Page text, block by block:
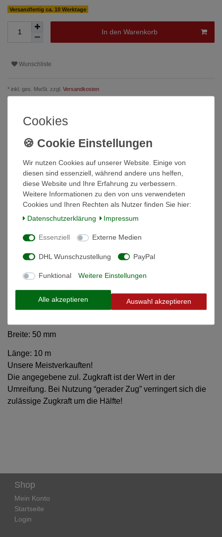
Versandfertig ca. 10 Werktage
In den Warenkorb
Wunschliste
* inkl. ges. MwSt. zzgl. Versandkosten
Beschreibung
Weitere Details
Informationen zur Produktsicherheit
Ratschen-Zurrgurt
• GS geprüft nach DIN EN 12195-2
Breite: 50 mm
Länge: 10 m
Unsere Meistverkauften!
Die angegebene zul. Zugkraft ist der Wert in der
Umreifung. Bei Nutzung “gerader Zug” verringert sich die
zulässige Zugkraft um die Hälfte!
Shop
Mein Konto
Startseite
Login
Cookies
Wir nutzen Cookies auf unserer Website. Einige von
diesen sind essenziell, während andere uns helfen,
diese Website und Ihre Erfahrung zu verbessern.
Weitere Informationen zu den von uns verwendeten
Cookies und Ihren Rechten als Nutzer finden Sie hier:
Daten­schutz­erklärung
Impressum
Essenziell Externe Medien
DHL Wunschzustellung PayPal
Funktional Weitere Einstellungen
Alle akzeptieren Auswahl akzeptieren